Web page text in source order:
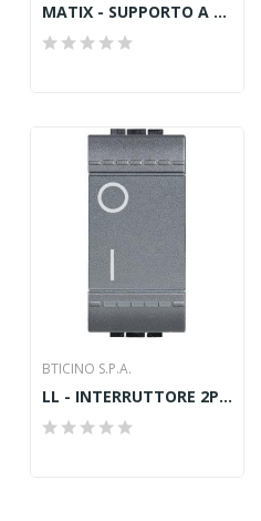
MATIX - SUPPORTO A 3+3 MODULI
BTICINO S.P.A.
LL - INTERRUTTORE 2P 16A 1M ANTRACITE